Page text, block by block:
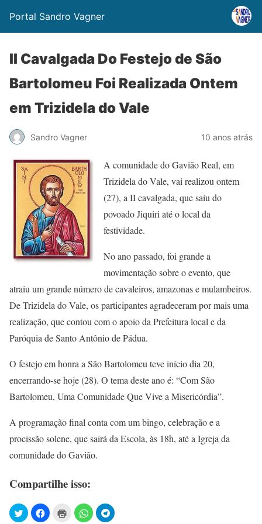
Portal Sandro Vagner
II Cavalgada Do Festejo de São
Bartolomeu Foi Realizada Ontem
em Trizidela do Vale
Sandro Vagner 10 anos atrás
A comunidade do Gavião Real, em
Trizidela do Vale, vai realizou ontem
(27), a II cavalgada, que saiu do
povoado Jiquiri até o local da
festividade.
No ano passado, foi grande a
movimentação sobre o evento, que
atraiu um grande número de cavaleiros, amazonas e mulambeiros.
De Trizidela do Vale, os participantes agradeceram por mais uma
realização, que contou com o apoio da Prefeitura local e da
Paróquia de Santo Antônio de Pádua.
O festejo em honra a São Bartolomeu teve início dia 20,
encerrando-se hoje (28). O tema deste ano é: “Com São
Bartolomeu, Uma Comunidade Que Vive a Misericórdia”.
A programação final conta com um bingo, celebração e a
procissão solene, que sairá da Escola, às 18h, até a Igreja da
comunidade do Gavião.
Compartilhe isso: